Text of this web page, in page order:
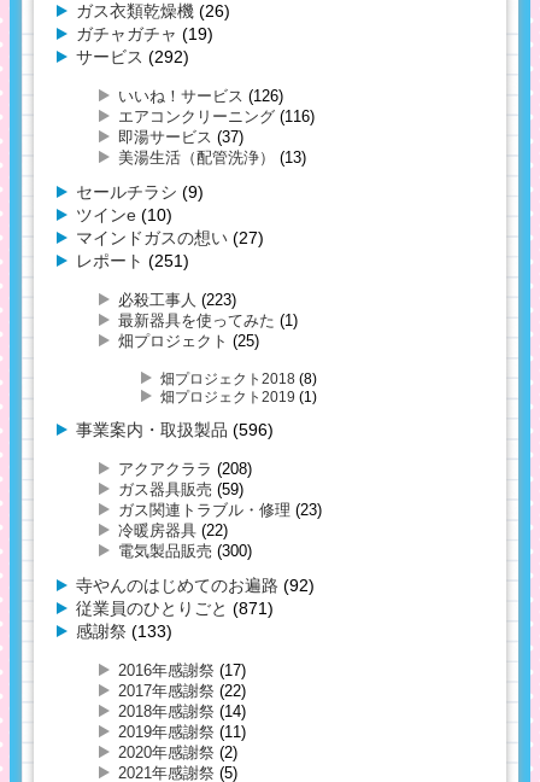
ガス衣類乾燥機 (26)
ガチャガチャ (19)
サービス (292)
いいね！サービス (126)
エアコンクリーニング (116)
即湯サービス (37)
美湯生活（配管洗浄）
(13)
セールチラシ (9)
ツインe (10)
マインドガスの想い (27)
レポート (251)
必殺工事人 (223)
最新器具を使ってみた (1)
畑プロジェクト (25)
畑プロジェクト2018 (8)
畑プロジェクト2019 (1)
事業案内・取扱製品 (596)
アクアクララ (208)
ガス器具販売 (59)
ガス関連トラブル・修理 (23)
冷暖房器具 (22)
電気製品販売 (300)
寺やんのはじめてのお遍路 (92)
従業員のひとりごと (871)
感謝祭 (133)
2016年感謝祭 (17)
2017年感謝祭 (22)
2018年感謝祭 (14)
2019年感謝祭 (11)
2020年感謝祭 (2)
2021年感謝祭 (5)